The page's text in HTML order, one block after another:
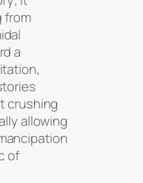
from
a
crushing
allowing
of